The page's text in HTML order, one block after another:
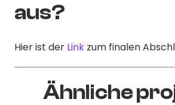
aus?
Hier ist der Link zum finalen
Ähnliche